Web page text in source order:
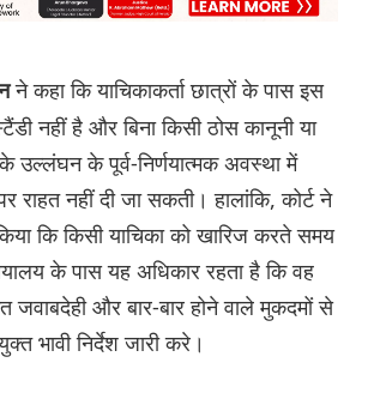
ने कहा कि याचिकाकर्ता छात्रों के पास इस
नहीं है और बिना किसी ठोस कानूनी या
उल्लंघन के पूर्व-निर्णयात्मक अवस्था में
राहत नहीं दी जा सकती। हालांकि, कोर्ट ने
कि किसी याचिका को खारिज करते समय
के पास यह अधिकार रहता है कि वह
और बार-बार होने वाले मुकदमों से
भावी निर्देश जारी करे।